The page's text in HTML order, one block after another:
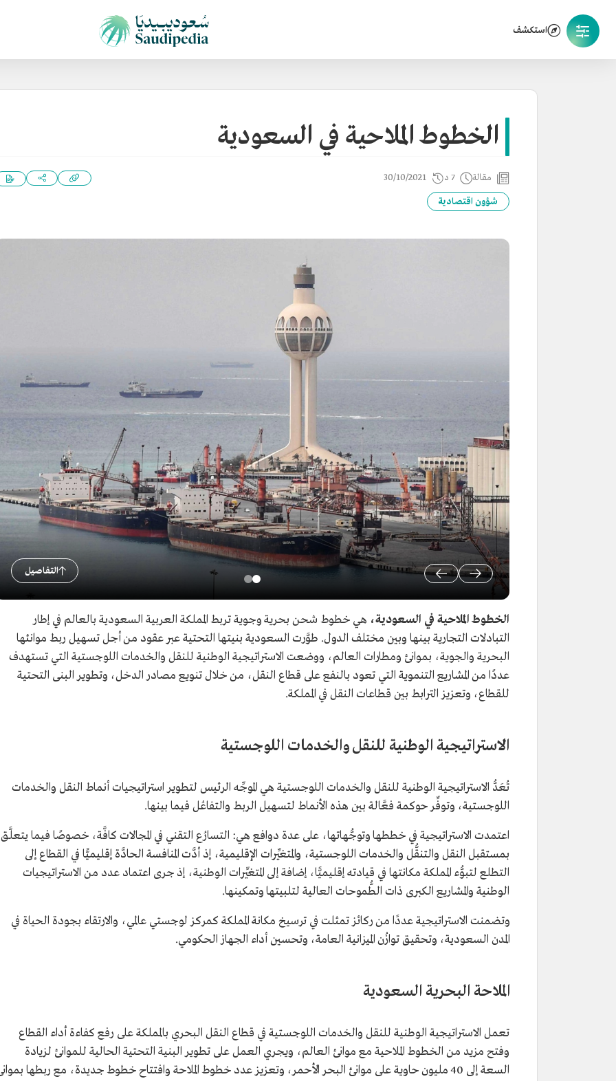
استكشف
الخطوط الملاحية في السعودية
مقالة 7 د 30/10/2021
شؤون اقتصادية
التفاصيل
الخطوط الملاحية في السعودية، هي خطوط شحن بحرية وجوية تربط المملكة العربية السعودية بالعالم في إطار
التبادلات التجارية بينها وبين مختلف الدول. طوَّرت السعودية بنيتها التحتية عبر عقود من أجل تسهيل ربط موانئها
البحرية والجوية، بموانئ ومطارات العالم، ووضعت الاستراتيجية الوطنية للنقل والخدمات اللوجستية التي تستهدف
عددًا من المشاريع التنموية التي تعود بالنفع على قطاع النقل، من خلال تنويع مصادر الدخل، وتطوير البنى التحتية
للقطاع، وتعزيز الترابط بين قطاعات النقل في المملكة.
الاستراتيجية الوطنية للنقل والخدمات اللوجستية
تُعَدُّ الاستراتيجية الوطنية للنقل والخدمات اللوجستية هي الموجِّه الرئيس لتطوير استراتيجيات أنماط النقل والخدمات
اللوجستية، وتوفِّر حوكمة فعَّالة بين هذه الأنماط لتسهيل الربط والتفاعُل فيما بينها.
اعتمدت الاستراتيجية في خططها وتوجُّهاتها، على عدة دوافع هي: التسارُع التقني في المجالات كافَّة، خصوصًا فيما يتعلَّق
بمستقبل النقل والتنقُّل والخدمات اللوجستية، والمتغيِّرات الإقليمية، إذ أدَّت المنافسة الحادَّة إقليميًّا في القطاع إلى
التطلع لتبوُّء المملكة مكانتها في قيادته إقليميًّا، إضافة إلى المتغيِّرات الوطنية، إذ جرى اعتماد عدد من الاستراتيجيات
الوطنية والمشاريع الكبرى ذات الطُّموحات العالية لتلبيتها وتمكينها.
وتضمنت الاستراتيجية عددًا من ركائز تمثلت في ترسيخ مكانة المملكة كمركز لوجستي عالمي، والارتقاء بجودة الحياة في
المدن السعودية، وتحقيق توازُن الميزانية العامة، وتحسين أداء الجهاز الحكومي.
الملاحة البحرية السعودية
تعمل الاستراتيجية الوطنية للنقل والخدمات اللوجستية في قطاع النقل البحري بالمملكة على رفع كفاءة أداء القطاع
وفتح مزيد من الخطوط الملاحية مع موانئ العالم، ويجري العمل على تطوير البنية التحتية الحالية للموانئ لزيادة
السعة إلى 40 مليون حاوية على موانئ البحر الأحمر، وتعزيز عدد خطوط الملاحة وافتتاح خطوط جديدة، مع ربطها